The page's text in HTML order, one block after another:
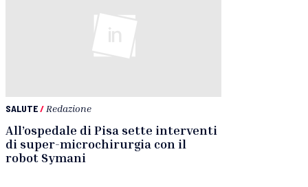
SALUTE/ Redazione
All’ospedale di Pisa sette interventi
di super-microchirurgia con il
robot Symani